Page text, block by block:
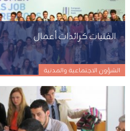
الفتيات كرائدات أعمال
الشؤون الاجتماعية والمدنية